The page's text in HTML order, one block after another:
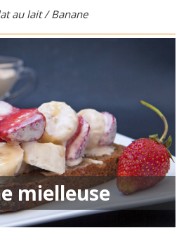
au lait / Banane
mielleuse